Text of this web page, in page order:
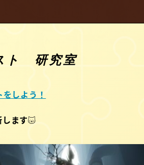
ト 研究室
しよう！
ます